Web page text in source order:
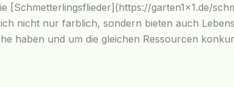
garten1x1.de/
nicht nur farblich, sondern bieten auch
haben und um die gleichen Ressourcen